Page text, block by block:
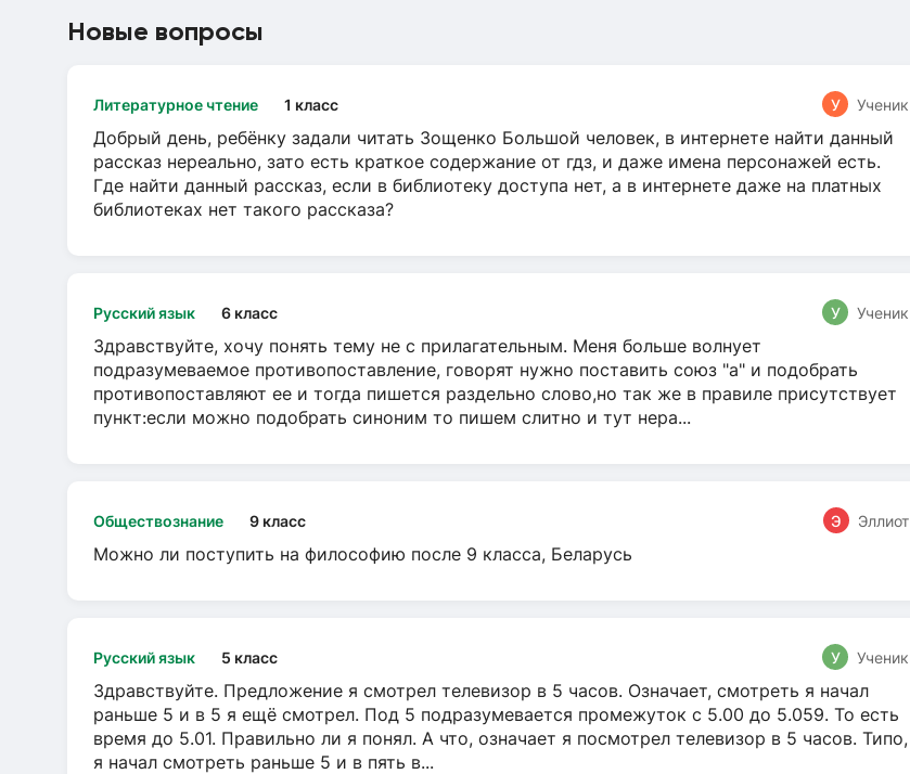
Новые вопросы
Литературное чтение 1 класс У Ученик
Добрый день, ребёнку задали читать Зощенко Большой человек, в интернете найти данный
рассказ нереально, зато есть краткое содержание от гдз, и даже имена персонажей есть.
Где найти данный рассказ, если в библиотеку доступа нет, а в интернете даже на платных
библиотеках нет такого рассказа?
Русский язык 6 класс У Ученик
Здравствуйте, хочу понять тему не с прилагательным. Меня больше волнует
подразумеваемое противопоставление, говорят нужно поставить союз "а" и подобрать
противопоставляют ее и тогда пишется раздельно слово,но так же в правиле присутствует
пункт:если можно подобрать синоним то пишем слитно и тут нера...
Обществознание 9 класс Э Эллиот
Можно ли поступить на философию после 9 класса, Беларусь
Русский язык 5 класс У Ученик
Здравствуйте. Предложение я смотрел телевизор в 5 часов. Означает, смотреть я начал
раньше 5 и в 5 я ещё смотрел. Под 5 подразумевается промежуток с 5.00 до 5.059. То есть
время до 5.01. Правильно ли я понял. А что, означает я посмотрел телевизор в 5 часов. Типо,
я начал смотреть раньше 5 и в пять в...